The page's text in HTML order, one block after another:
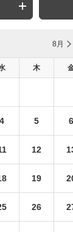
8月
木
4 5 6
12
19
26